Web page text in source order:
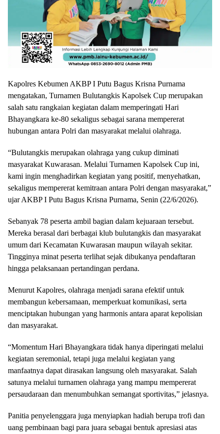
Kapolres Kebumen AKBP I Putu Bagus Krisna Purnama
mengatakan, Turnamen Bulutangkis Kapolsek Cup merupakan
salah satu rangkaian kegiatan dalam memperingati Hari
Bhayangkara ke-80 sekaligus sebagai sarana mempererat
hubungan antara Polri dan masyarakat melalui olahraga.
“Bulutangkis merupakan olahraga yang cukup diminati
masyarakat Kuwarasan. Melalui Turnamen Kapolsek Cup ini,
kami ingin menghadirkan kegiatan yang positif, menyehatkan,
sekaligus mempererat kemitraan antara Polri dengan masyarakat,”
ujar AKBP I Putu Bagus Krisna Purnama, Senin (22/6/2026).
Sebanyak 78 peserta ambil bagian dalam kejuaraan tersebut.
Mereka berasal dari berbagai klub bulutangkis dan masyarakat
umum dari Kecamatan Kuwarasan maupun wilayah sekitar.
Tingginya minat peserta terlihat sejak dibukanya pendaftaran
hingga pelaksanaan pertandingan perdana.
Menurut Kapolres, olahraga menjadi sarana efektif untuk
membangun kebersamaan, memperkuat komunikasi, serta
menciptakan hubungan yang harmonis antara aparat kepolisian
dan masyarakat.
“Momentum Hari Bhayangkara tidak hanya diperingati melalui
kegiatan seremonial, tetapi juga melalui kegiatan yang
manfaatnya dapat dirasakan langsung oleh masyarakat. Salah
satunya melalui turnamen olahraga yang mampu mempererat
persaudaraan dan menumbuhkan semangat sportivitas,” jelasnya.
Panitia penyelenggara juga menyiapkan hadiah berupa trofi dan
uang pembinaan bagi para juara sebagai bentuk apresiasi atas